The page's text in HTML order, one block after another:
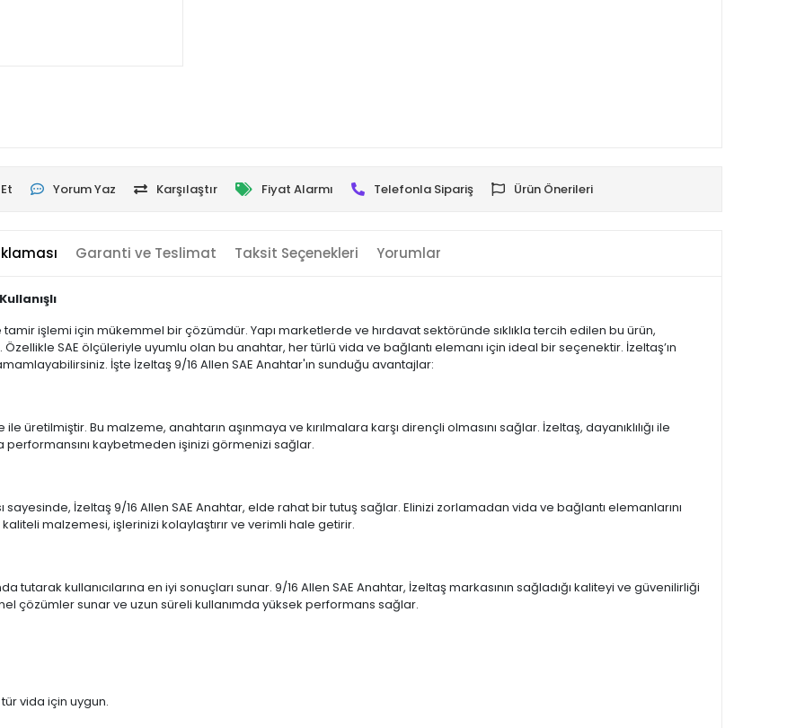
Yorum Yaz Karşılaştır Fiyat Alarmı Telefonla Sipariş Ürün Önerileri
Garanti ve Teslimat Taksit Seçenekleri Yorumlar
tamir işlemi için mükemmel bir çözümdür. Yapı marketlerde ve hırdavat sektöründe sıklıkla tercih edilen bu ürün,
SAE ölçüleriyle uyumlu olan bu anahtar, her türlü vida ve bağlantı elemanı için ideal bir seçenektir. İzeltaş’ın
İşte İzeltaş 9/16 Allen SAE Anahtar'ın sunduğu avantajlar:
üretilmiştir. Bu malzeme, anahtarın aşınmaya ve kırılmalara karşı dirençli olmasını sağlar. İzeltaş, dayanıklılığı ile
kaybetmeden işinizi görmenizi sağlar.
sayesinde, İzeltaş 9/16 Allen SAE Anahtar, elde rahat bir tutuş sağlar. Elinizi zorlamadan vida ve bağlantı elemanlarını
malzemesi, işlerinizi kolaylaştırır ve verimli hale getirir.
kullanıcılarına en iyi sonuçları sunar. 9/16 Allen SAE Anahtar, İzeltaş markasının sağladığı kaliteyi ve güvenilirliği
çözümler sunar ve uzun süreli kullanımda yüksek performans sağlar.
vida için uygun.